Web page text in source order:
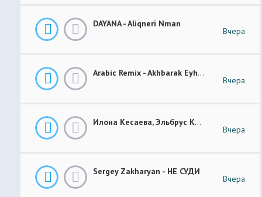
DAYANA - Aliqneri Nman
Вчера
Arabic Remix - Akhbarak Eyh (Prod. Elsen Pro)
Вчера
Илона Кесаева, Эльбрус Кесаев - Поздняя Любовь Премьера Трека 2026
Вчера
Sergey Zakharyan - НЕ СУДИ
Вчера